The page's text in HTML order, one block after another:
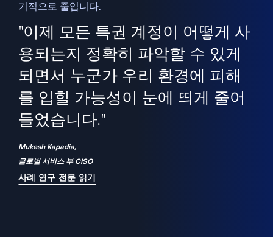
기적으로 줄입니다.
"이제 모든 특권 계정이 어떻게 사
용되는지 정확히 파악할 수 있게
되면서 누군가 우리 환경에 피해
를 입힐 가능성이 눈에 띄게 줄어
들었습니다."
Mukesh Kapadia,
글로벌 서비스 부 CISO
사례 연구 전문 읽기